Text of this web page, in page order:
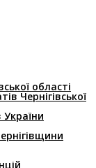
області
Чернігівської